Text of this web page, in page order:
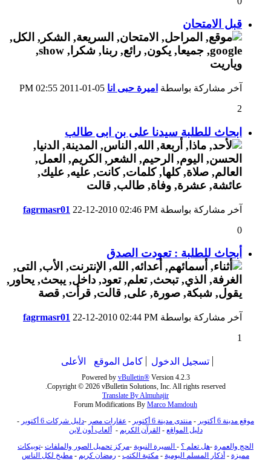
قبل الامتحان
آخر مشاركة بواسطة اميرة حبى انا
02:55 PM
2
ابحاث للطلبة سيدنا على بن ابى طالب
آخر مشاركة بواسطة fagrmasr01 22-12-2010 02:46 PM
0
أبحاث للطلبة : تعودت الصدق
آخر مشاركة بواسطة fagrmasr01 22-12-2010 02:44 PM
1
تسجيل الدخول كامل الموقع الأعلى
Powered by vBulletin®Version 4.2.3
Copyright © 2026 vBulletin Solutions, Inc. All rights reserved.
Translate By Almuhajir
Forum Modifications By Marco Mamdouh
موقع مدينة 6 أكتوبر
- منتدى مدينة 6 أكتوبر - عقارات مصر -دليل شركات 6 أكتوبر
-
دليل المواقع - القرآن الكريم -
ألعاب أون لاين
الحج والعمرة -هل تعلم ؟ - السيرة النبوية -مركز تحميل الصور والملفات -توبيكات
مميزة - أذكار المسلم اليومية - مكتبة الكتب - رمضان كريم - مطبخ لكل الناس